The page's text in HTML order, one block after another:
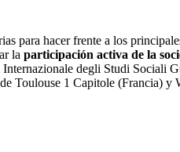
para hacer frente a los
la participación activa de la
degli Studi Sociali
Toulouse 1 Capitole (Francia)